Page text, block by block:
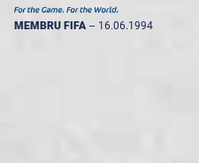
MEMBRU FIFA -- 16.06.1994